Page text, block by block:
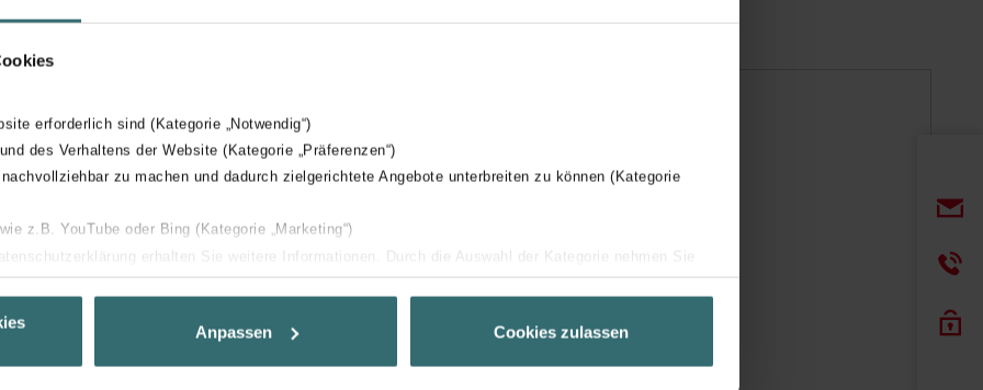
erforderlich sind (Kategorie „Notwendig“)
des Verhaltens der Website (Kategorie „Präferenzen“)
zu machen und dadurch zielgerichtete Angebote unterbreiten zu können (Kategorie
z.B. YouTube oder Bing (Kategorie „Marketing“)
erhalten Sie weitere Informationen. Durch die Auswahl der Kategorie nehmen Sie
die bestmögliche Nutzererfahrung zu ermöglichen und Ihnen maßgeschneiderte Informationen
Verfügung zu stellen. Alle Einwilligungen können Sie selbstverständlich über einen Link in der
Anpassen Cookies zulassen